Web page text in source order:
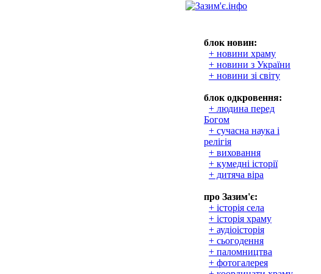
блок новин:
+ новини храму
+ новини з України
+ новини зі світу
блок одкровення:
+ людина перед
Богом
+ сучасна наука і
релігія
+ виховання
+ кумедні історії
+ дитяча віра
про Зазим'є:
+ історія села
+ історія храму
+ аудіоісторія
+ сьогодення
+ паломництва
+ фотогалерея